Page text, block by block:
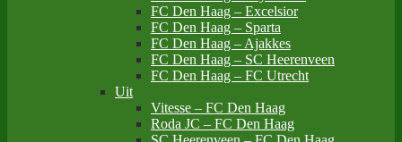
FC Den Haag – Excelsior
FC Den Haag – Sparta
FC Den Haag – Ajakkes
FC Den Haag – SC Heerenveen
FC Den Haag – FC Utrecht
Uit
Vitesse – FC Den Haag
Roda JC – FC Den Haag